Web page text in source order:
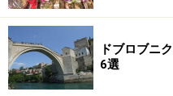
ドブロブニ
6選